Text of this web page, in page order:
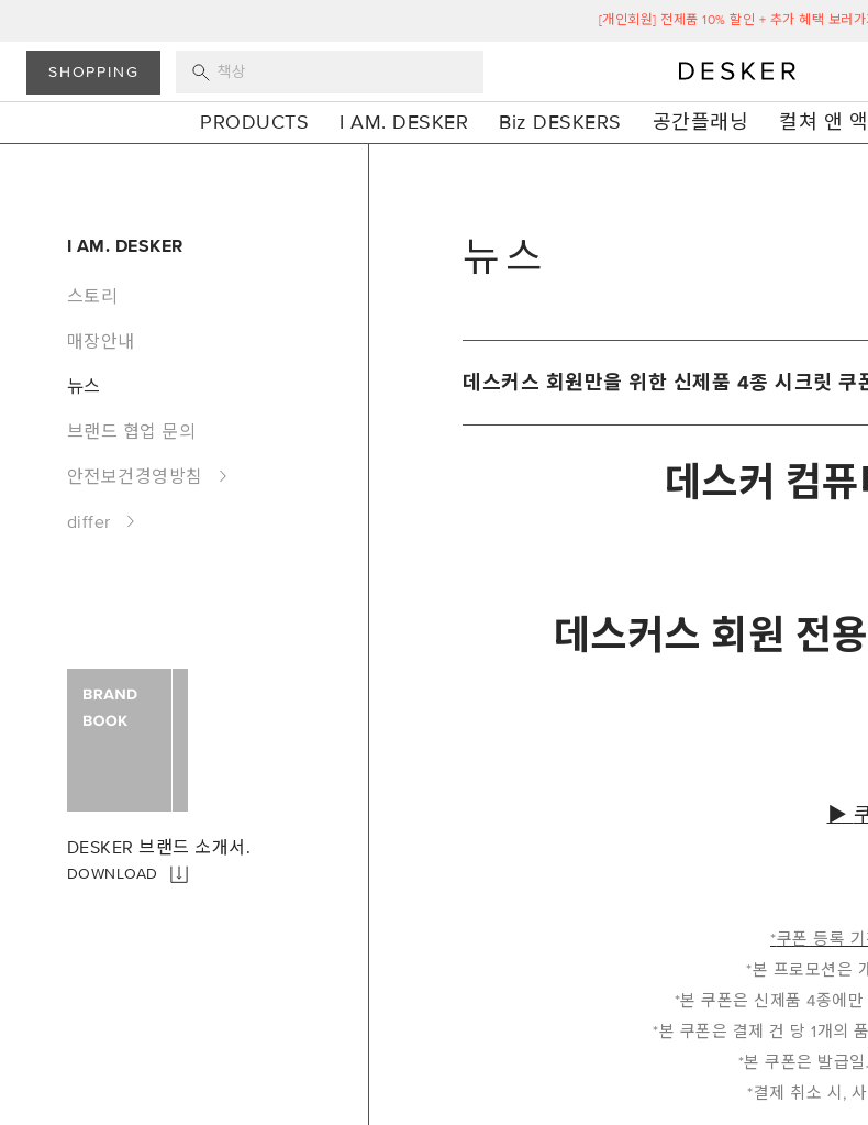
[개인회원] 전제품 10% 할인 + 추가 혜택 보러가
SHOPPING
PRODUCTS I AM. DESKER Biz DESKERS 공간플래닝 컬쳐 앤
I AM. DESKER
스토리
매장안내
뉴스
브랜드 협업 문의
안전보건경영방침
differ
DESKER 브랜드 소개서.
DOWNLOAD
뉴스
데스커스 회원만을 위한 신제품 4종 시크릿 쿠
데스커 컴
데스커스 회원 전
▶
*쿠폰 등록
*본 프로모션은
*본 쿠폰은 신제품 4종에만
*본 쿠폰은 결제 건 당 1개의
*본 쿠폰은 발급일
*결제 취소 시 ,